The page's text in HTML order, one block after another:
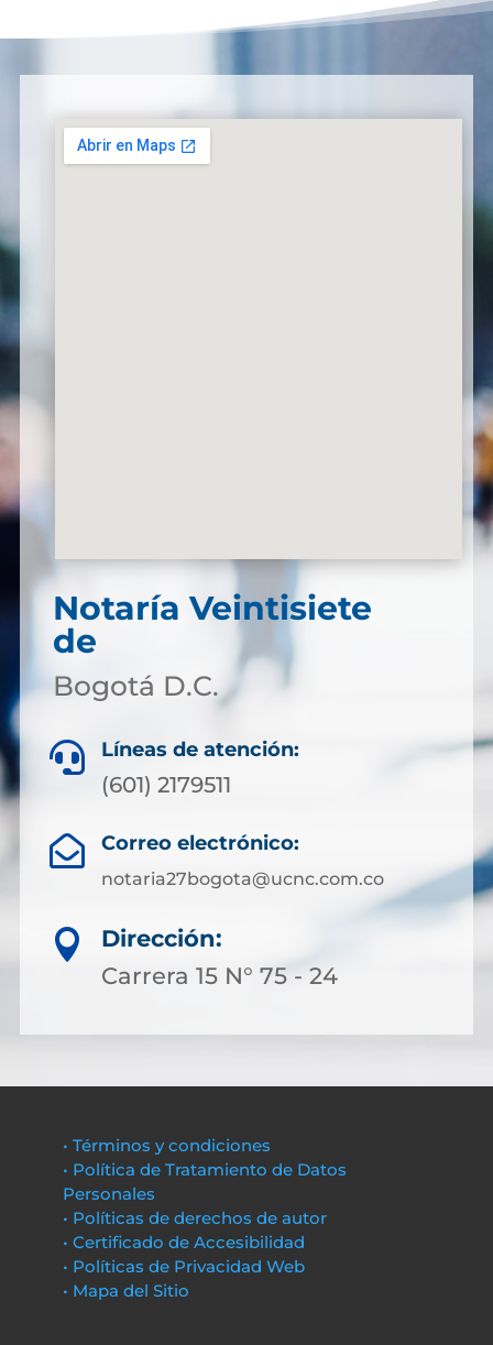
Notaría Veintisiete
de
Bogotá D.C.
 Líneas de atención:
(601) 2179511
 Correo electrónico:
notaria27bogota@ucnc.com.co

Dirección:
Carrera 15 N° 75 - 24
• Términos y condiciones
• Política de Tratamiento de Datos
Personales
• Políticas de derechos de autor
• Certificado de Accesibilidad
• Políticas de Privacidad Web
• Mapa del Sitio